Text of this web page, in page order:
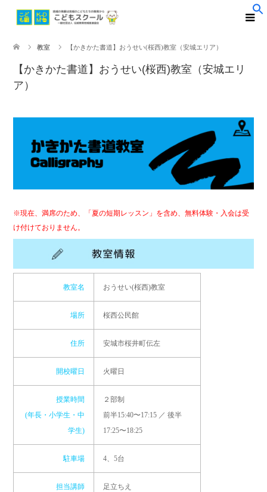
教室 【かきかた書道】おうせい(桜西)教室（安城エリア）
【かきかた書道】おうせい(桜西)教室（安城エリ
ア）
※現在、満席のため、「夏の短期レッスン」を含め、無料体験・入会は受
け付けておりません。
教室名 おうせい(桜西)教室
場所 桜西公民館
住所 安城市桜井町伝左
開校曜日 火曜日
授業時間
(年長・小学生・中
学生)
２部制
前半15:40〜17:15 ／ 後半
17:25〜18:25
駐車場 4、5台
担当講師 足立ちえ